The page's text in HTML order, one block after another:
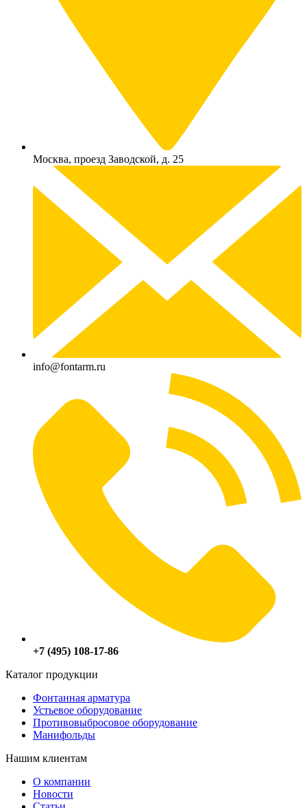
Москва, проезд Заводской, д. 25
info@fontarm.ru
+7 (495) 108-17-86
Каталог продукции
Фонтанная арматура
Устьевое оборудование
Противовыбросовое оборудование
Манифольды
Нашим клиентам
О компании
Новости